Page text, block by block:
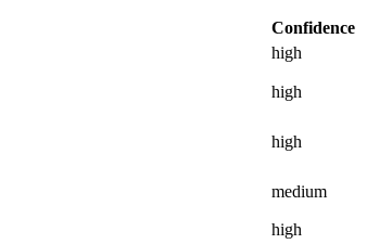
Confidence
high
high
high
medium
high